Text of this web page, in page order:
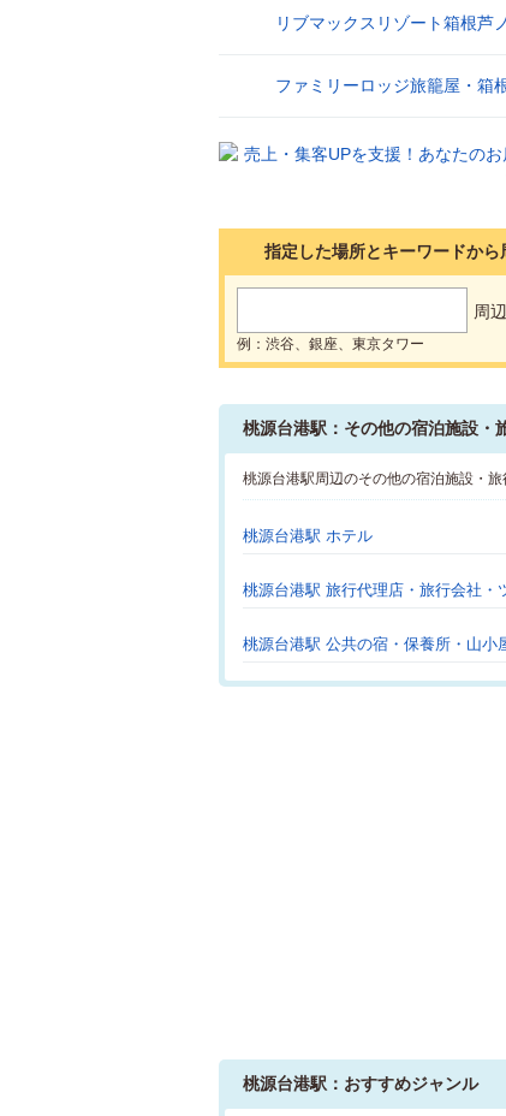
リブマックスリゾート箱根芦
ファミリーロッジ旅籠屋・箱
指定した場所とキーワードか
周
例：渋谷、銀座、東京タワー
桃源台港駅：その他の宿泊施設・
桃源台港駅周辺のその他の宿泊施設・旅
桃源台港駅 ホテル
桃源台港駅 旅行代理店・旅行会社・
桃源台港駅 公共の宿・保養所・山小
桃源台港駅：おすすめジャンル